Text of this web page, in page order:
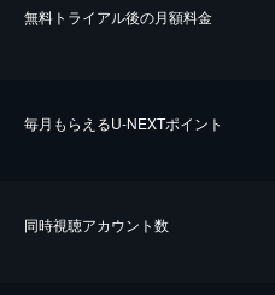
無料トライアル後の⽉額料金
毎⽉もらえるU-NEXTポイント
同時視聴アカウント数